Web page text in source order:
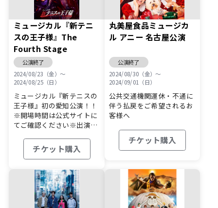
ミュージカル『新テニ
スの王子様』The
Fourth Stage
公演終了
2024/08/23（金）〜
2024/08/25（日）
ミュージカル『新テニスの
王子様』初の愛知公演！！
※開場時間は公式サイトに
てご確認ください※出演者
チケット購入
丸美屋食品ミュージカ
ル アニー 名古屋公演
公演終了
2024/08/30（金）〜
2024/09/01（日）
公共交通機関運休・不通に
伴う払戻をご希望されるお
客様へ
チケット購入